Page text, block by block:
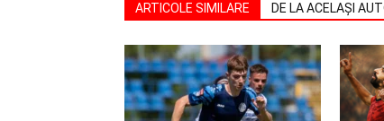
ARTICOLE SIMILARE DE LA ACELAȘI